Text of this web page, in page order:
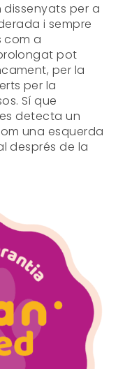
dissenyats per a
i sempre
com a
pot
per la
per la
Sí que
detecta un
una esquerda
després de la